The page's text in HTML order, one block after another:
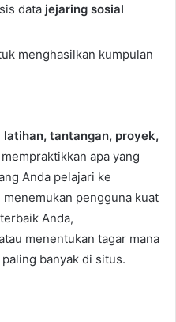
data jejaring sosial
menghasilkan kumpulan
latihan, tantangan, proyek,
apa yang
Anda pelajari ke
pengguna kuat
Anda,
menentukan tagar mana
banyak di situs.